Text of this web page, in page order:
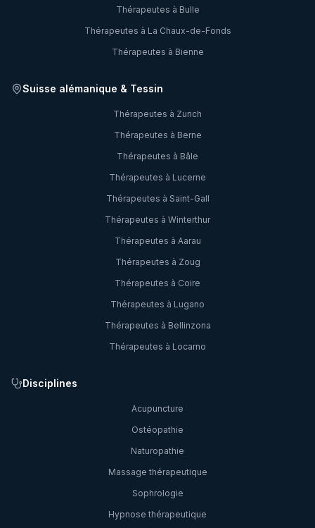
Thérapeutes à Bulle
Thérapeutes à La Chaux-de-Fonds
Thérapeutes à Bienne
Suisse alémanique & Tessin
Thérapeutes à Zurich
Thérapeutes à Berne
Thérapeutes à Bâle
Thérapeutes à Lucerne
Thérapeutes à Saint-Gall
Thérapeutes à Winterthur
Thérapeutes à Aarau
Thérapeutes à Zoug
Thérapeutes à Coire
Thérapeutes à Lugano
Thérapeutes à Bellinzona
Thérapeutes à Locarno
Disciplines
Acupuncture
Ostéopathie
Naturopathie
Massage thérapeutique
Sophrologie
Hypnose thérapeutique